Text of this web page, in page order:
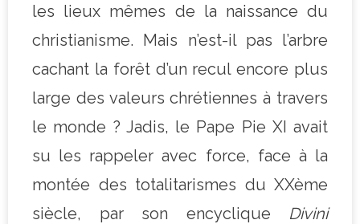
les lieux mêmes de la naissance du
christianisme. Mais n’est-il pas l’arbre
cachant la forêt d’un recul encore plus
large des valeurs chrétiennes à travers
le monde ? Jadis, le Pape Pie XI avait
su les rappeler avec force, face à la
montée des totalitarismes du XXème
siècle, par son encyclique Divini